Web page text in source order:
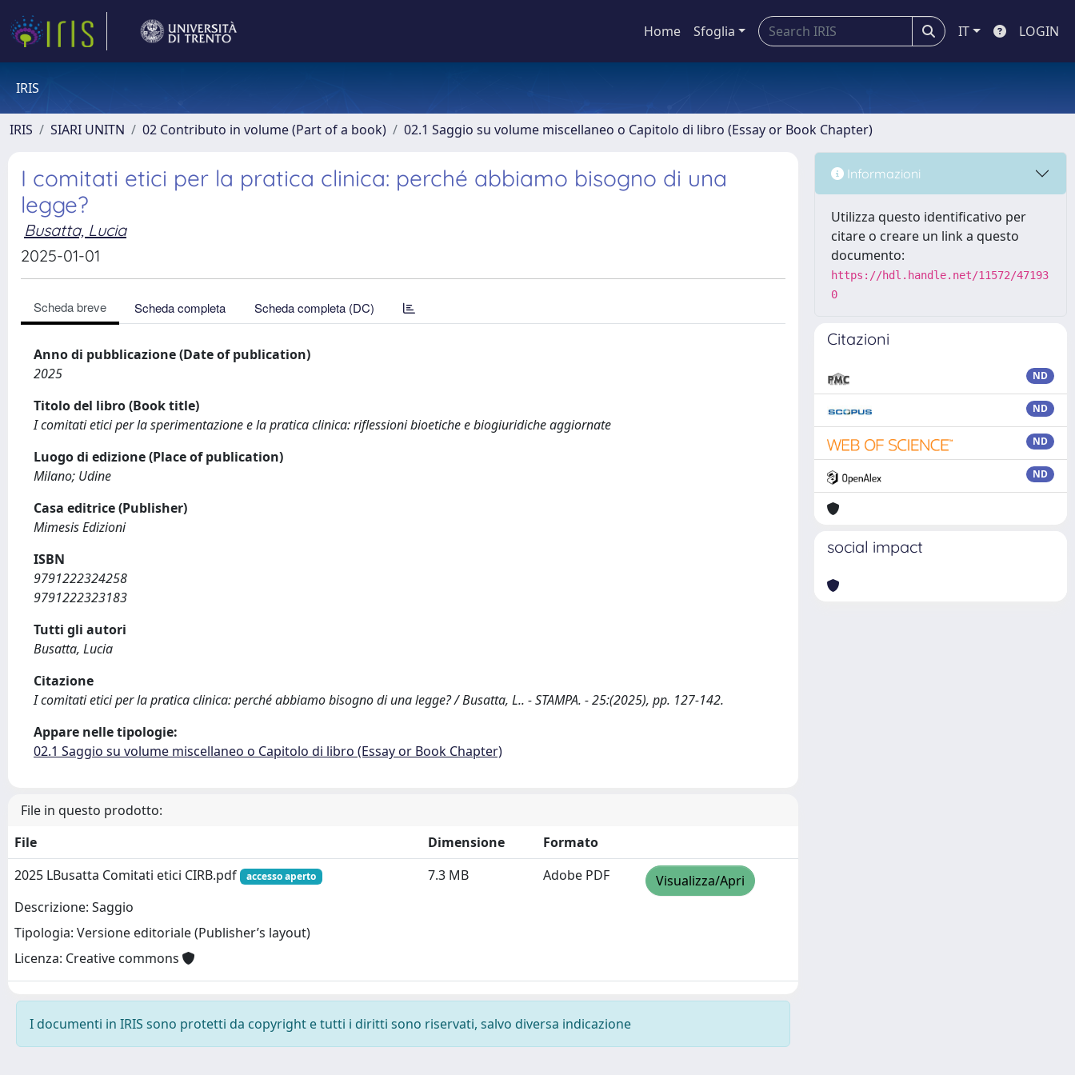
Home Sfoglia IT LOGIN
IRIS
IRIS SIARI UNITN 02 Contributo in volume (Part of a book) 02.1 Saggio su volume miscellaneo o Capitolo di libro (Essay or Book Chapter)
I comitati etici per la pratica clinica: perché abbiamo bisogno di una
legge?
Busatta, Lucia
2025-01-01
Scheda breve Scheda completa Scheda completa (DC)
Anno di pubblicazione (Date of publication)
2025
Titolo del libro (Book title)
I comitati etici per la sperimentazione e la pratica clinica: riflessioni bioetiche e biogiuridiche aggiornate
Luogo di edizione (Place of publication)
Milano; Udine
Casa editrice (Publisher)
Mimesis Edizioni
ISBN
9791222324258
9791222323183
Tutti gli autori
Busatta, Lucia
Citazione
I comitati etici per la pratica clinica: perché abbiamo bisogno di una legge? / Busatta, L.. - STAMPA. - 25:(2025), pp. 127-142.
Appare nelle tipologie:
02.1 Saggio su volume miscellaneo o Capitolo di libro (Essay or Book Chapter)
File in questo prodotto:
File
Dimensione
Formato
2025 LBusatta Comitati etici CIRB.pdf
accesso aperto
Descrizione: Saggio
Tipologia: Versione editoriale (Publisher’s layout)
Licenza: Creative commons
7.3 MB Adobe PDF Visualizza/Apri
I documenti in IRIS sono protetti da copyright e tutti i diritti sono riservati, salvo diversa indicazione
Informazioni
Utilizza questo identificativo per
citare o creare un link a questo
documento:
https://hdl.handle.net/11572/47193
0
Citazioni
ND
ND
ND
ND
social impact